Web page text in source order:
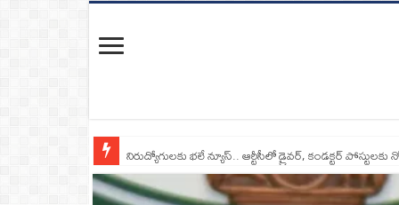
నిరుద్యోగులకు భలే న్యూస్.. ఆర్టీసీలో డ్రైవర్, కండక్టర్‌